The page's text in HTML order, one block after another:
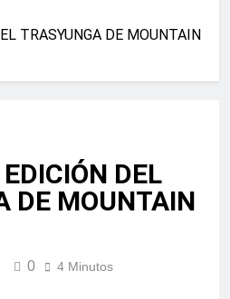
TRASYUNGA DE MOUNTAIN
DEL
DE MOUNTAIN
0 4 Minutos